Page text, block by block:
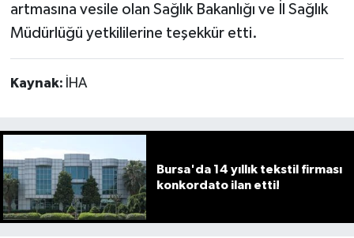
artmasına vesile olan Sağlık Bakanlığı ve İl Sağlık
Müdürlüğü yetkililerine teşekkür etti.
Kaynak: İHA
Bursa'da 14 yıllık tekstil firması
konkordato ilan etti!